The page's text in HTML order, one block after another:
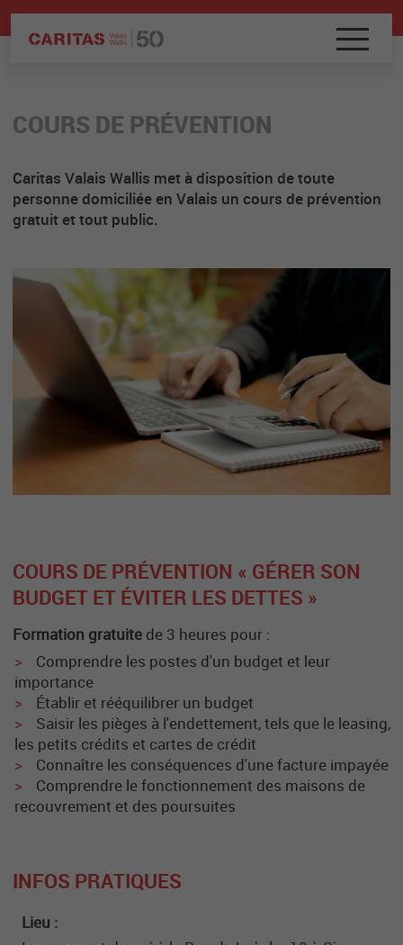
COURS DE PRÉVENTION
Caritas Valais Wallis met à disposition de toute
personne domiciliée en Valais un cours de prévention
gratuit et tout public.
COURS DE PRÉVENTION « GÉRER SON
BUDGET ET ÉVITER LES DETTES »
Formation gratuite de 3 heures pour :
Comprendre les postes d'un budget et leur
importance
Établir et rééquilibrer un budget
Saisir les pièges à l'endettement, tels que le leasing,
les petits crédits et cartes de crédit
Connaître les conséquences d'une facture impayée
Comprendre le fonctionnement des maisons de
recouvrement et des poursuites
INFOS PRATIQUES
Lieu :